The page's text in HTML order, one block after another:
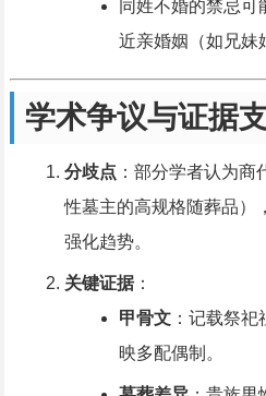
同姓不婚的禁忌可
近亲婚姻（如兄妹
学术争议与证据
分歧点 ：部分学者认为
性墓主的高规格随葬品）
强化趋势。
关键证据：
甲骨文：记载祭祀
映多配偶制。